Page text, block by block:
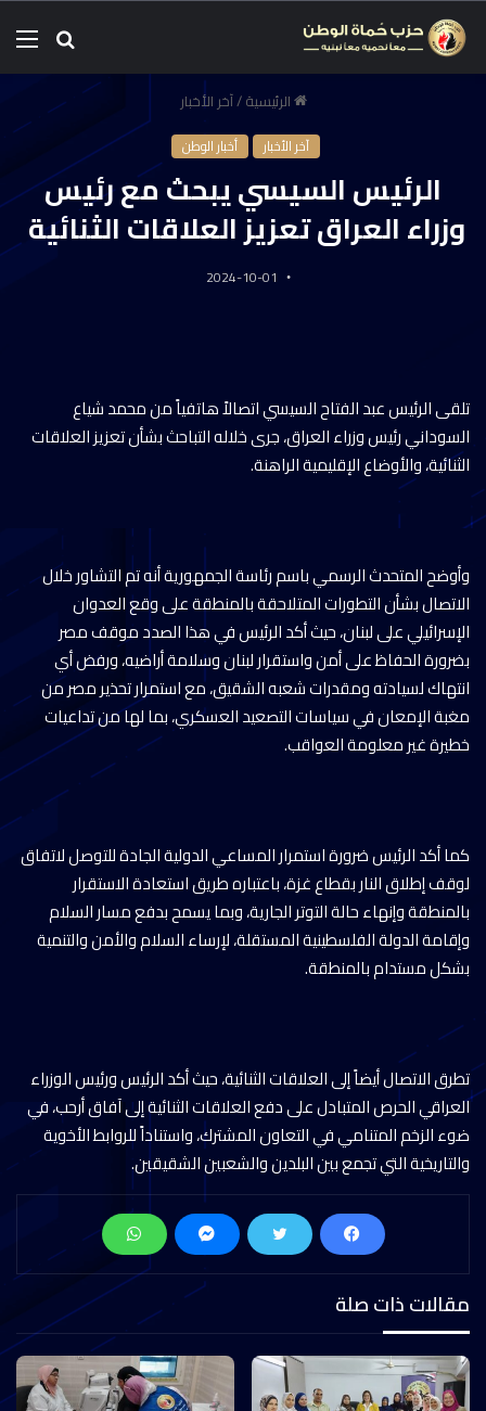
الرئيسية/آخر الأخبار
آخر الأخبار أخبار الوطن
الرئيس السيسي يبحث مع رئيس
وزراء العراق تعزيز العلاقات الثنائية
2024-10-01
تلقى الرئيس عبد الفتاح السيسي اتصالاً هاتفياً من محمد شياع
السوداني رئيس وزراء العراق، جرى خلاله التباحث بشأن تعزيز العلاقات
الثنائية، والأوضاع الإقليمية الراهنة.
وأوضح المتحدث الرسمي باسم رئاسة الجمهورية أنه تم التشاور خلال
الاتصال بشأن التطورات المتلاحقة بالمنطقة على وقع العدوان
الإسرائيلي على لبنان، حيث أكد الرئيس في هذا الصدد موقف مصر
بضرورة الحفاظ على أمن واستقرار لبنان وسلامة أراضيه، ورفض أي
انتهاك لسيادته ومقدرات شعبه الشقيق، مع استمرار تحذير مصر من
مغبة الإمعان في سياسات التصعيد العسكري، بما لها من تداعيات
خطيرة غير معلومة العواقب.
كما أكد الرئيس ضرورة استمرار المساعي الدولية الجادة للتوصل لاتفاق
لوقف إطلاق النار بقطاع غزة، باعتباره طريق استعادة الاستقرار
بالمنطقة وإنهاء حالة التوتر الجارية، وبما يسمح بدفع مسار السلام
وإقامة الدولة الفلسطينية المستقلة، لإرساء السلام والأمن والتنمية
بشكل مستدام بالمنطقة.
تطرق الاتصال أيضاً إلى العلاقات الثنائية، حيث أكد الرئيس ورئيس الوزراء
العراقي الحرص المتبادل على دفع العلاقات الثنائية إلى آفاق أرحب، في
ضوء الزخم المتنامي في التعاون المشترك، واستناداً للروابط الأخوية
والتاريخية التي تجمع بين البلدين والشعبين الشقيقين.
مقالات ذات صلة